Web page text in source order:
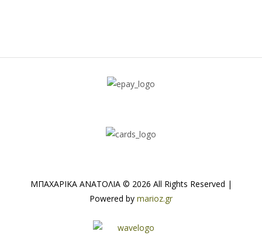
ΜΠΑΧΑΡΙΚΑ ΑΝΑΤΟΛΙΑ © 2026 All Rights Reserved |
Powered by marioz.gr